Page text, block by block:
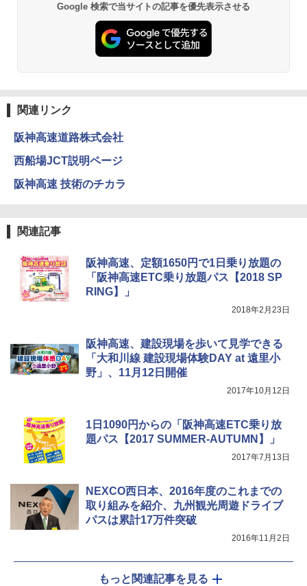
球の歩き方A ヨーロッパ
￥2,479
A26 地球の歩き方 チェコ ポーランド スロヴ
ァキア 2026～2027 地球の歩き方A ヨーロッ
パ
新しい日本地理 地図・統計・移動から読み
解く (講談社現代新書)
￥1,540
PYKES PEAK (パイクスピーク) 着替えテン
ト プライバシー テント 【中が透けない】 1
人用 折りたたみ 防災グッズ 災害用トイレ ビ
ーチ ピクニック ポップアップテント 携帯 簡
ENDLESS BASE 《めざましテレビで紹介》
テント ワンタッチ RENEW 幅200 2-3人用 43
500002(88859)
￥5,999
簡単設置 ポップアップテント エクルベージ
ュ(BC仕様) PATC-150B(EB)
￥9,990
広げるだけ パッとサッとテント キューブワ
イド ブラックコーティング フルクローズ メ
ッシュ 4人用 簡単設置 ポップアップテント P
ATCW-150B エクルベージュ
熊撃退スプレー 熊よけスプレー 熊スプレー
【日本企業販売】超強力クマ対策スプレー 30
0ml（連続噴射30秒）110ml（連続噴射15
秒）射程5～10m 安全ロック搭載 携帯収納袋
付き ヒグマ・イノシシ対策 自治体・教育機
GRANDOOR ステンレス保冷剤 2個セット 2
026リニューアル 急速冷凍 空間倍増 衛生的
コンパクト 保冷力長持ち
USB充電式 高精度 超長距離照射 長時間使用
可能 安全ロック付き 高安全性 金属製耐久 コ
ンパクト多機能設計 持ち運び便利 アウトド
ア/オフィス/教育現場/展示会用 緑
電動エアーポンプ SUP用 20PSI 電動ポンプ
ゴムボート 空気入れ 空気抜き 自動停止 過熱
保護 日光可読lcd 7種類ノズル付き
Google 検索で当サイトの記事を優先表示させる
関連リンク
阪神高速道路株式会社
西船場JCT説明ページ
阪神高速 技術のチカラ
関連記事
阪神高速、定額1650円で1日乗り放題の
「阪神高速ETC乗り放題パス【2018 SP
RING】」
2018年2月23日
阪神高速、建設現場を歩いて見学できる
「大和川線 建設現場体験DAY at 遠里小
野」、11月12日開催
2017年10月12日
1日1090円からの「阪神高速ETC乗り放
題パス【2017 SUMMER-AUTUMN】」
2017年7月13日
NEXCO西日本、2016年度のこれまでの
取り組みを紹介、九州観光周遊ドライブ
パスは累計17万件突破
2016年11月2日
もっと関連記事を見る